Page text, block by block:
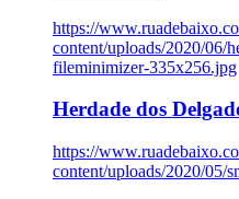
https://
content/uploads/2020/06/
fileminimizer-335x256.jpg
Herdade dos
https://
content/uploads/2020/05/